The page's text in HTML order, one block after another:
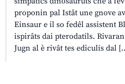
proponin pal Istât une gnove
Einsaur e il so fedêl assistent
ispirâts dai pterodatils.
Jugn al è rivât tes ediculis dal